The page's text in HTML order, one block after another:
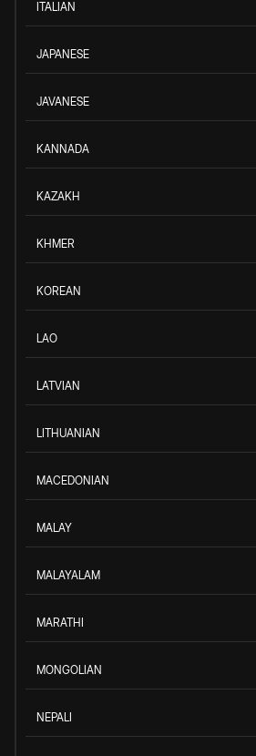
ITALIAN
JAPANESE
JAVANESE
KANNADA
KAZAKH
KHMER
KOREAN
LAO
LATVIAN
LITHUANIAN
MACEDONIAN
MALAY
MALAYALAM
MARATHI
MONGOLIAN
NEPALI